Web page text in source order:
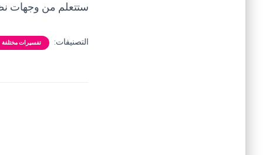
ستتعلم من وجهات
التصنيفات: تفسيرات مختلفة